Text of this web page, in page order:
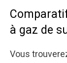
à gaz de
Vous